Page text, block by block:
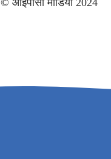
© आईपीसी मीडिया 2024